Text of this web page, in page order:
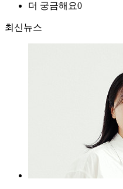
더 궁금해요0
최신뉴스